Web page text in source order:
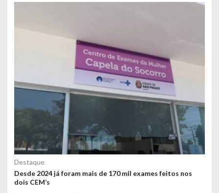
Destaque
Desde 2024 já foram mais de 170 mil exames feitos nos
dois CEM’s